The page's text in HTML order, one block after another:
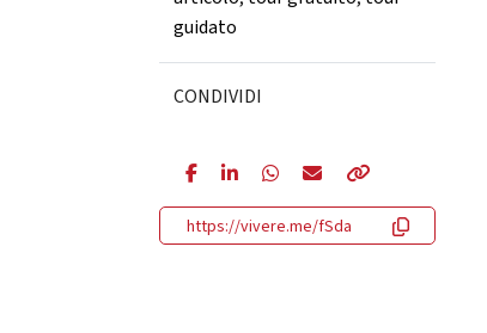
guidato
CONDIVIDI
https://vivere.me/fSda